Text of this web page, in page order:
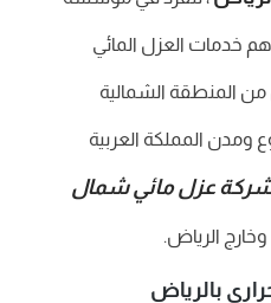
خدمات العزل المائي
المنطقة الشمالية
ومدن المملكة العربية
عزل مائي شمال
الرياض.
بالرياض